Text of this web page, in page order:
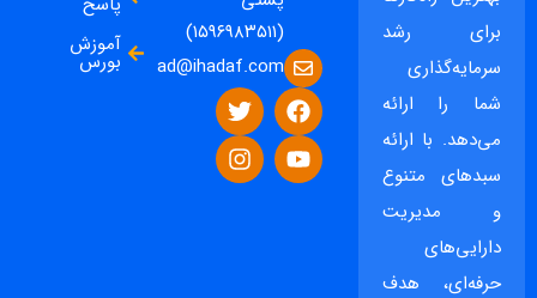
برای رشد
سرمایه‌گذاری
شما را ارائه
می‌دهد. با ارائه
سبدهای متنوع
و مدیریت
دارایی‌های
حرفه‌ای، هدف
(۱۵۹۶۹۸۳۵۱۱)
ad@ihadaf.com
آموزش
بورس